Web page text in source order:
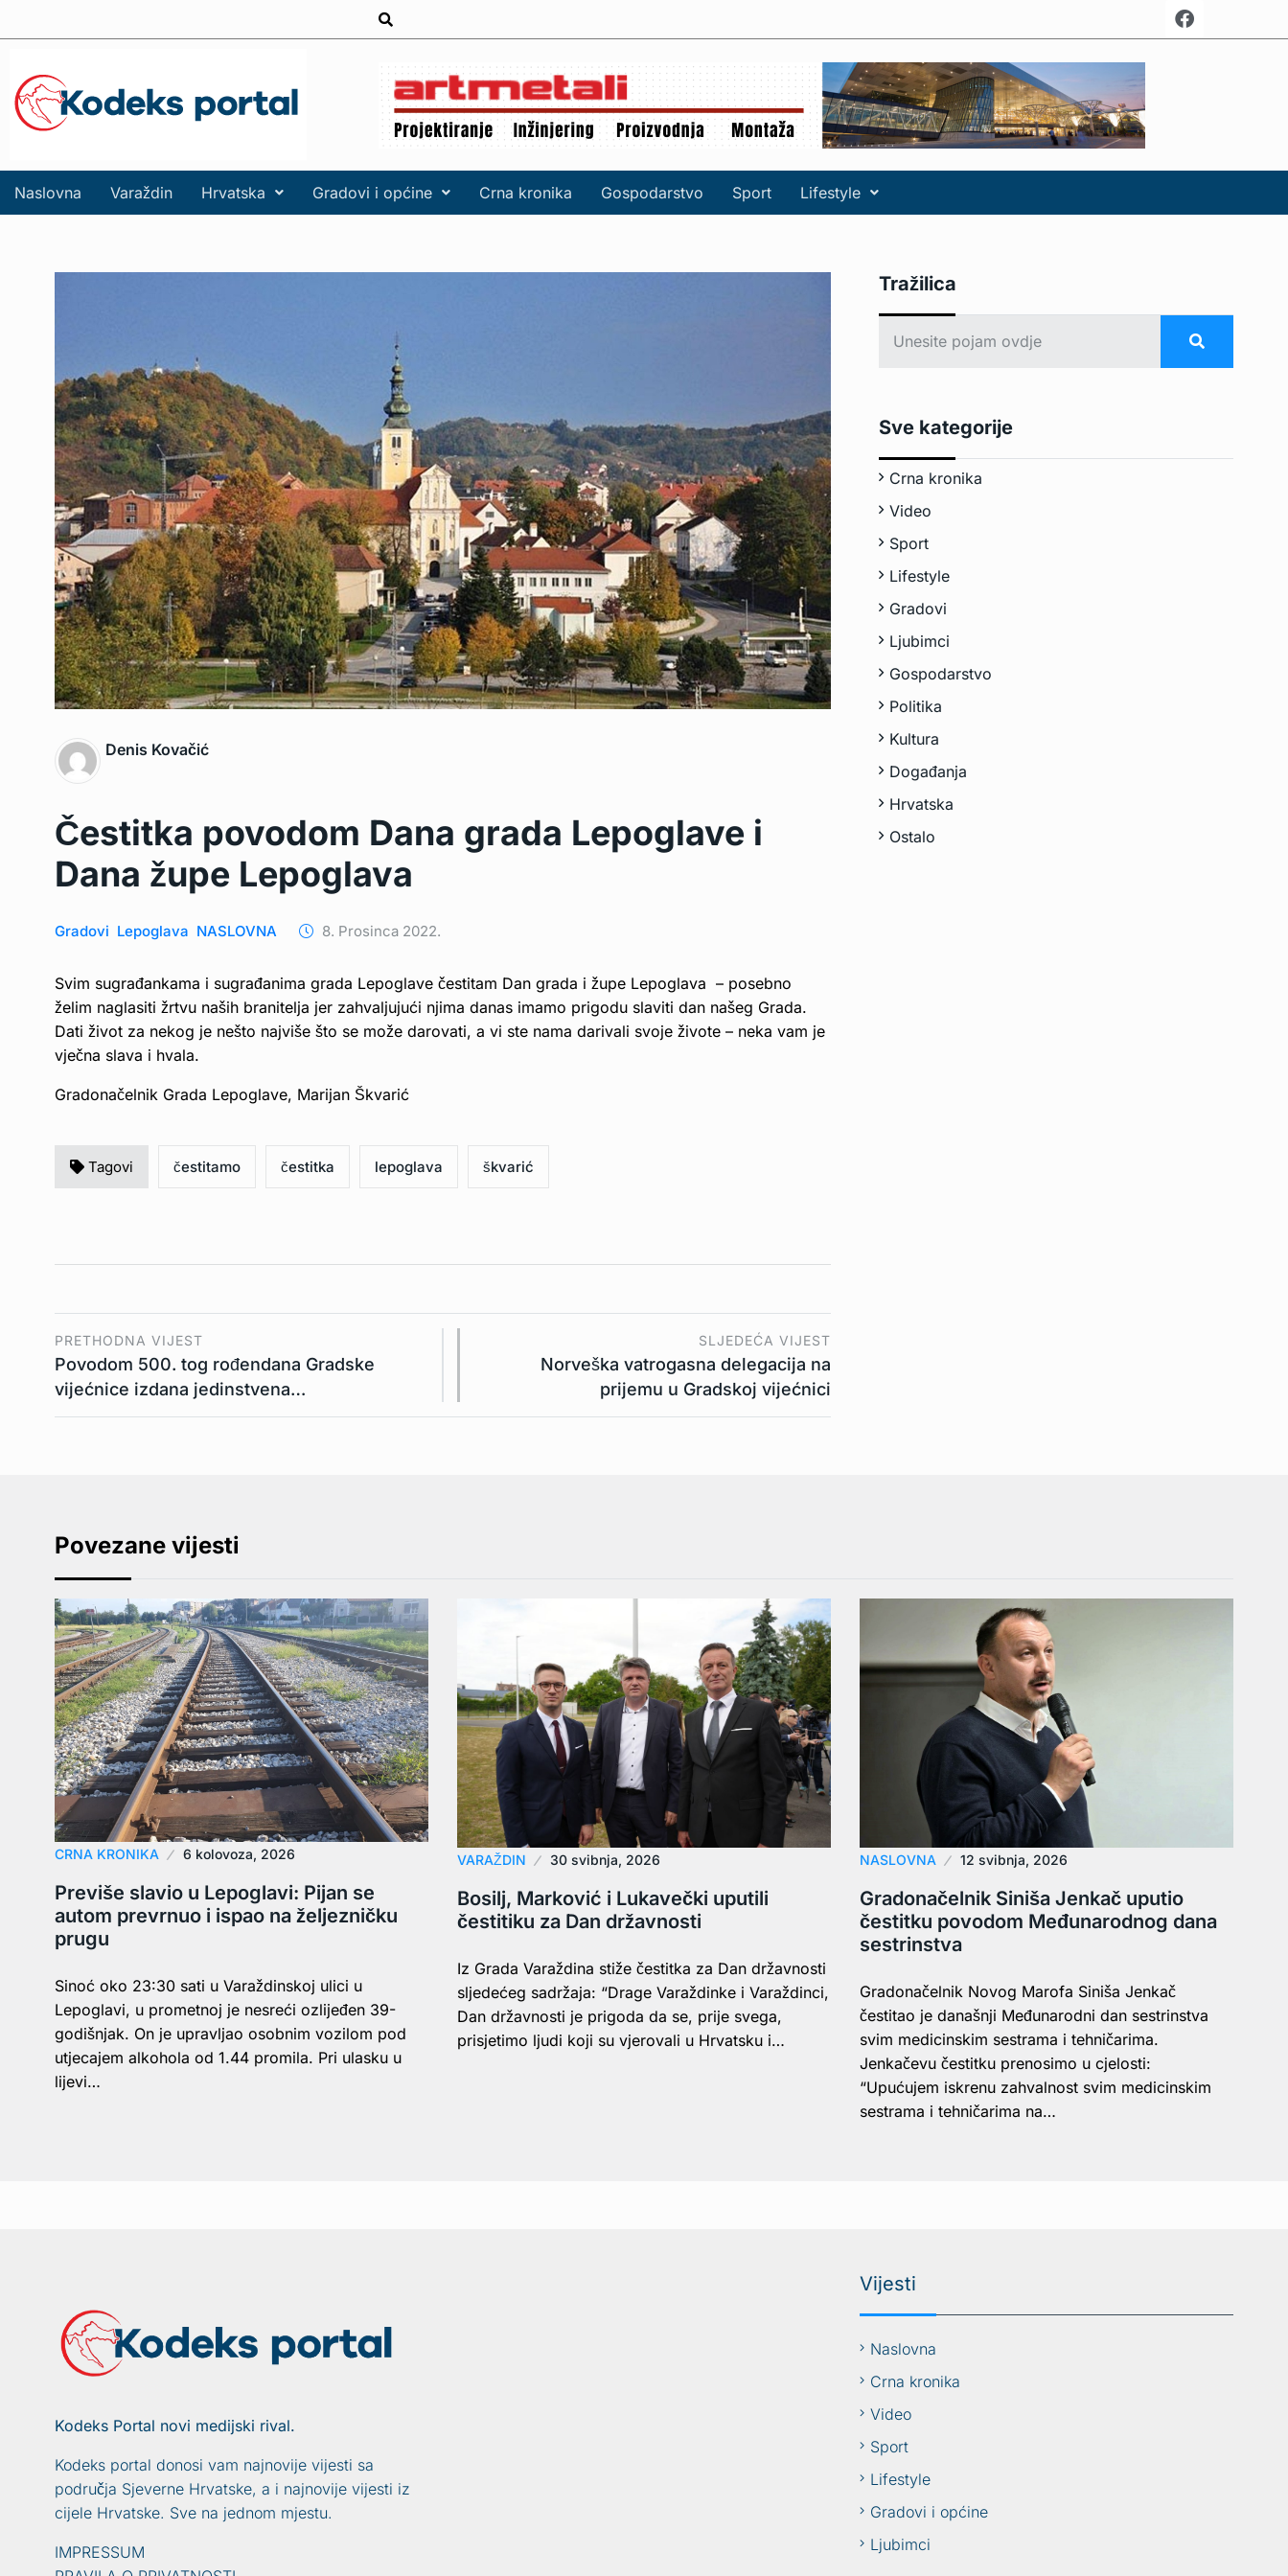
Naslovna Varaždin Hrvatska Gradovi i općine Crna kronika Gospodarstvo Sport Lifestyle
Denis Kovačić
Čestitka povodom Dana grada Lepoglave i
Dana župe Lepoglava
Gradovi Lepoglava NASLOVNA 8. Prosinca 2022.
Svim sugrađankama i sugrađanima grada Lepoglave čestitam Dan grada i župe Lepoglava – posebno
želim naglasiti žrtvu naših branitelja jer zahvaljujući njima danas imamo prigodu slaviti dan našeg Grada.
Dati život za nekog je nešto najviše što se može darovati, a vi ste nama darivali svoje živote – neka vam je
vječna slava i hvala.
Gradonačelnik Grada Lepoglave, Marijan Škvarić
Tagovi čestitamo čestitka lepoglava škvarić
PRETHODNA VIJEST
Povodom 500. tog rođendana Gradske
vijećnice izdana jedinstvena…
SLJEDEĆA VIJEST
Norveška vatrogasna delegacija na
prijemu u Gradskoj vijećnici
Tražilica
Sve kategorije
Crna kronika
Video
Sport
Lifestyle
Gradovi
Ljubimci
Gospodarstvo
Politika
Kultura
Događanja
Hrvatska
Ostalo
Povezane vijesti
CRNA KRONIKA 6 kolovoza, 2026
Previše slavio u Lepoglavi: Pijan se
autom prevrnuo i ispao na željezničku
prugu
Sinoć oko 23:30 sati u Varaždinskoj ulici u
Lepoglavi, u prometnoj je nesreći ozlijeđen 39-
godišnjak. On je upravljao osobnim vozilom pod
utjecajem alkohola od 1.44 promila. Pri ulasku u
lijevi…
VARAŽDIN 30 svibnja, 2026
Bosilj, Marković i Lukavečki uputili
čestitiku za Dan državnosti
Iz Grada Varaždina stiže čestitka za Dan državnosti
sljedećeg sadržaja: “Drage Varaždinke i Varaždinci,
Dan državnosti je prigoda da se, prije svega,
prisjetimo ljudi koji su vjerovali u Hrvatsku i…
NASLOVNA 12 svibnja, 2026
Gradonačelnik Siniša Jenkač uputio
čestitku povodom Međunarodnog dana
sestrinstva
Gradonačelnik Novog Marofa Siniša Jenkač
čestitao je današnji Međunarodni dan sestrinstva
svim medicinskim sestrama i tehničarima.
Jenkačevu čestitku prenosimo u cjelosti:
“Upućujem iskrenu zahvalnost svim medicinskim
sestrama i tehničarima na…
Kodeks Portal novi medijski rival.
Kodeks portal donosi vam najnovije vijesti sa
područja Sjeverne Hrvatske, a i najnovije vijesti iz
cijele Hrvatske. Sve na jednom mjestu.
IMPRESSUM
Vijesti
Naslovna
Crna kronika
Video
Sport
Lifestyle
Gradovi i općine
Ljubimci